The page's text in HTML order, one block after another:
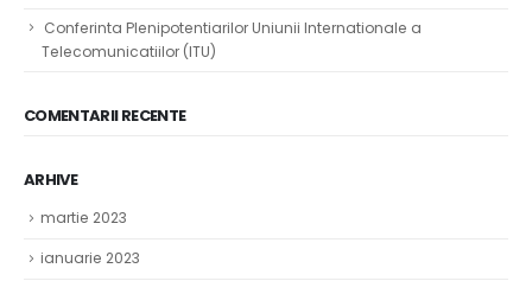
Conferinta Plenipotentiarilor Uniunii Internationale a
Telecomunicatiilor (ITU)
COMENTARII RECENTE
ARHIVE
martie 2023
ianuarie 2023